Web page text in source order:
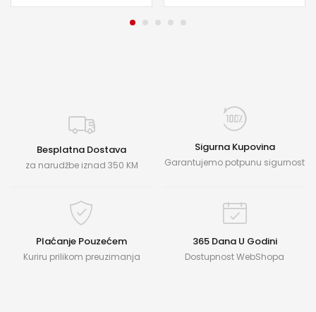
Besplatna Dostava
za narudžbe iznad 350 KM
Sigurna Kupovina
Garantujemo potpunu sigurnost
Plaćanje Pouzećem
Kuriru prilikom preuzimanja
365 Dana U Godini
Dostupnost WebShopa